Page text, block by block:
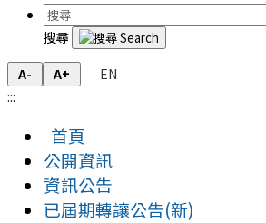
搜尋
A- A+
EN
:::
首頁
公開資訊
資訊公告
已屆期轉讓公告(新)